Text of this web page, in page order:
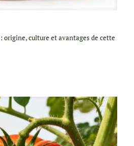
origine, culture et avantages de cette